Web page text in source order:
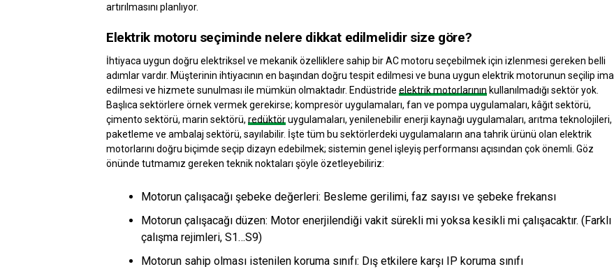
artırılmasını planlıyor.
Elektrik motoru seçiminde nelere dikkat edilmelidir size göre?
İhtiyaca uygun doğru elektriksel ve mekanik özelliklere sahip bir AC motoru seçebilmek için izlenmesi gereken belli
adımlar vardır. Müşterinin ihtiyacının en başından doğru tespit edilmesi ve buna uygun elektrik motorunun seçilip imal
edilmesi ve hizmete sunulması ile mümkün olmaktadır. Endüstride elektrik motorlarının kullanılmadığı sektör yok.
Başlıca sektörlere örnek vermek gerekirse; kompresör uygulamaları, fan ve pompa uygulamaları, kâğıt sektörü,
çimento sektörü, marin sektörü, redüktöruygulamaları, yenilenebilir enerji kaynağı uygulamaları, arıtma teknolojileri,
paketleme ve ambalaj sektörü, sayılabilir. İşte tüm bu sektörlerdeki uygulamaların ana tahrik ürünü olan elektrik
motorlarını doğru biçimde seçip dizayn edebilmek; sistemin genel işleyiş performansı açısından çok önemli. Göz
önünde tutmamız gereken teknik noktaları şöyle özetleyebiliriz:
Motorun çalışacağı şebeke değerleri: Besleme gerilimi, faz sayısı ve şebeke frekansı
Motorun çalışacağı düzen: Motor enerjilendiği vakit sürekli mi yoksa kesikli mi çalışacaktır. (Farklı
çalışma rejimleri, S1…S9)
Motorun sahip olması istenilen koruma sınıfı: Dış etkilere karşı IP koruma sınıfı